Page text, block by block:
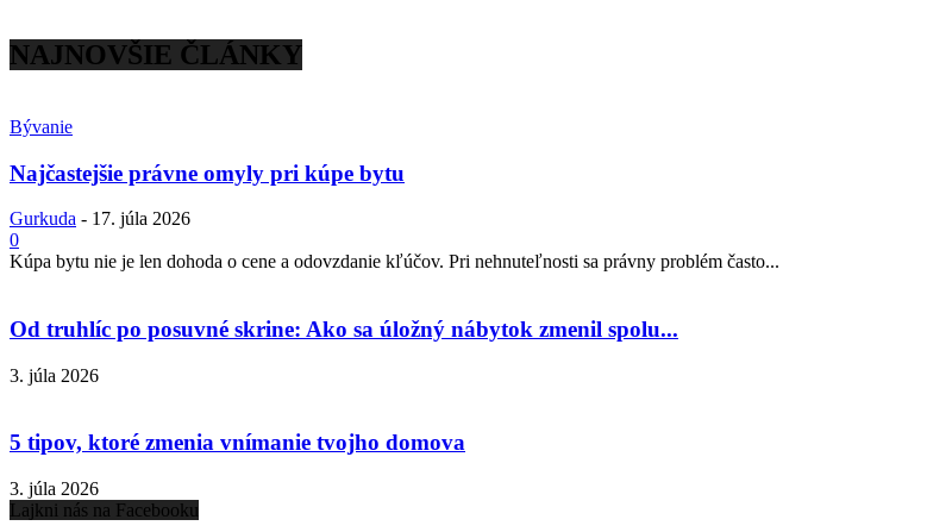
NAJNOVŠIE ČLÁNKY
Bývanie
Najčastejšie právne omyly pri kúpe bytu
Gurkuda - 17. júla 2026
0
Kúpa bytu nie je len dohoda o cene a odovzdanie kľúčov. Pri nehnuteľnosti sa právny problém často...
Od truhlíc po posuvné skrine: Ako sa úložný nábytok zmenil spolu...
3. júla 2026
5 tipov, ktoré zmenia vnímanie tvojho domova
3. júla 2026
Lajkni nás na Facebooku